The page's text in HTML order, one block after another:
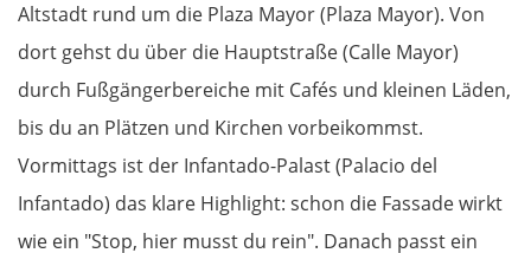
Altstadt rund um die Plaza Mayor (Plaza Mayor). Von
dort gehst du über die Hauptstraße (Calle Mayor)
durch Fußgängerbereiche mit Cafés und kleinen Läden,
bis du an Plätzen und Kirchen vorbeikommst.
Vormittags ist der Infantado-Palast (Palacio del
Infantado) das klare Highlight: schon die Fassade wirkt
wie ein "Stop, hier musst du rein". Danach passt ein